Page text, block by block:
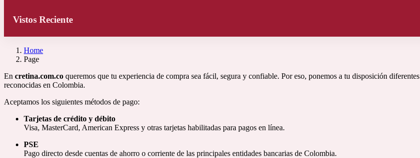
Vistos Reciente
Home
Page
En cretina.com.co queremos que tu experiencia de compra sea fácil, segura y confiable. Por eso, ponemos a tu disposición diferentes
reconocidas en Colombia.
Aceptamos los siguientes métodos de pago:
Tarjetas de crédito y débito
Visa, MasterCard, American Express y otras tarjetas habilitadas para pagos en línea.
PSE
Pago directo desde cuentas de ahorro o corriente de las principales entidades bancarias de Colombia.